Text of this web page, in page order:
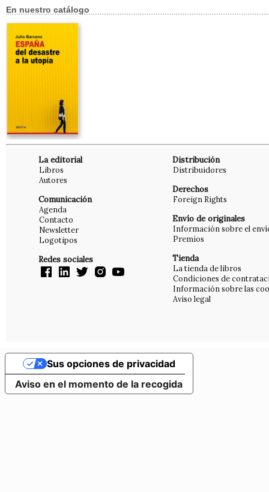
En nuestro catálogo
La editorial
Libros
Autores
Comunicación
Agenda
Contacto
Newsletter
Logotipos
Redes sociales
Distribución
Distribuidores
Derechos
Foreign Rights
Envío de originales
Información sobre el
Premios
Tienda
La tienda de libros
Condiciones de
Información sobre las
Aviso legal
Aviso en el momento de la recogida
Sus opciones de privacidad